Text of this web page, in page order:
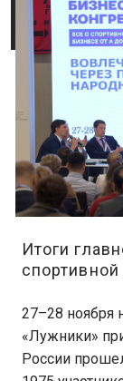
Итоги
27–28 ноября
«Лужники»
России